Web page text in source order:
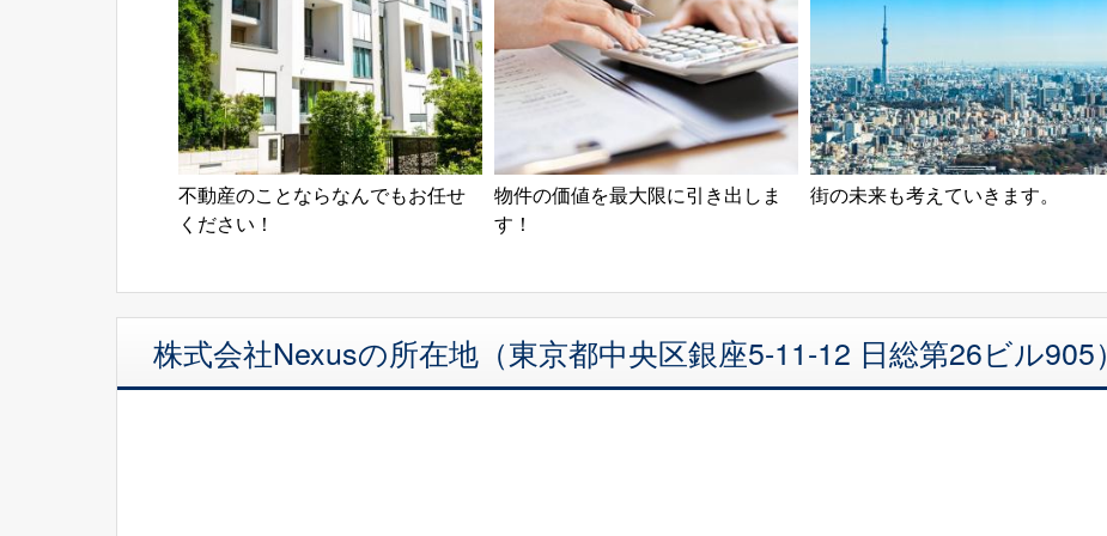
不動産のことならなんでもお任せ
ください！
物件の価値を最大限に引き出しま
す！
街の未来も考えていきます。
株式会社Nexusの所在地（東京都中央区銀座5-11-12 日総第26ビル905）